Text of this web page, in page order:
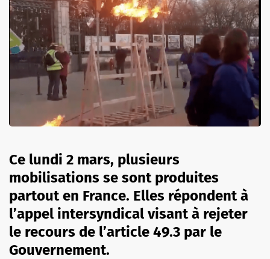
Ce lundi 2 mars, plusieurs
mobilisations se sont produites
partout en France. Elles répondent à
l’appel intersyndical visant à rejeter
le recours de l’article 49.3 par le
Gouvernement.